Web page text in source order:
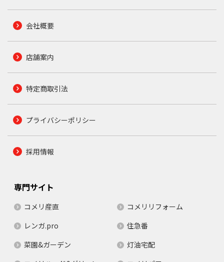
会社概要
店舗案内
特定商取引法
プライバシーポリシー
採用情報
専門サイト
コメリ産直
コメリリフォーム
レンガ.pro
住急番
菜園&ガーデン
灯油宅配